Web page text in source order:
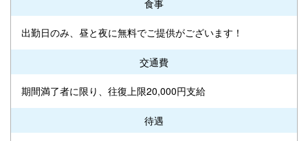
食事
出勤日のみ、昼と夜に無料でご提供がございます！
交通費
期間満了者に限り、往復上限20,000円支給
待遇